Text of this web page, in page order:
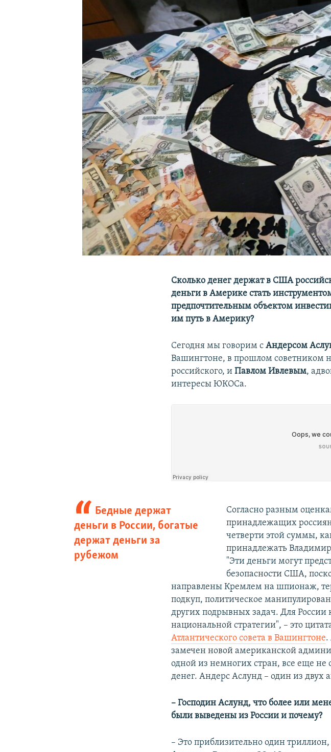
УКРАИНСКАЯ ПРОБЛЕМА КРЫМА
Сколько денег держат в США
деньги в Америке стать
предпочтительным объектом
им путь в Америку?
Сегодня мы говорим сАндерсом
Вашингтоне, в прошлом советником
российского, иПавлом Ивлевым,
интересы ЮКОСа.
Бедные держат
деньги в России, богатые
держат деньги за
рубежом
Согласно разным
принадлежащих
четверти этой суммы,
принадлежать
"Эти деньги могут
безопасности США,
направлены Кремлем на шпионаж,
подкуп, политическое
других подрывных задач. Для России
национальной стратегии", – это
Атлантического совета в Вашингтоне.
замечен новой американской
одной из немногих стран, все еще
денег. Андерс Аслунд – один из двух
– Господин Аслунд, что более или
были выведены из России и почему?
– Это приблизительно один